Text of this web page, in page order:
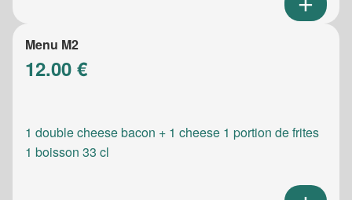
Menu M2
12.00 €
1 double cheese bacon + 1 cheese 1 portion de frites
1 boisson 33 cl